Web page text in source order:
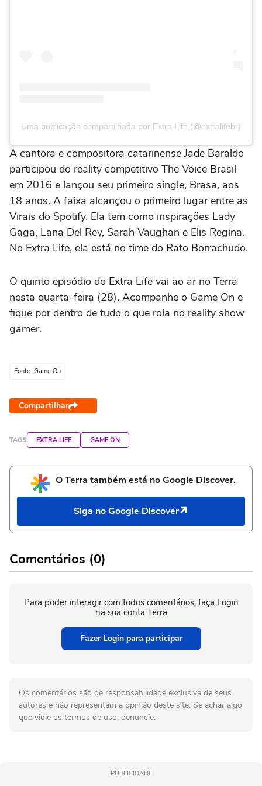
Uma publicação compartilhada por Extra Life (@extralifebr)
A cantora e compositora catarinense Jade Baraldo
participou do reality competitivo The Voice Brasil
em 2016 e lançou seu primeiro single, Brasa, aos
18 anos. A faixa alcançou o primeiro lugar entre as
Virais do Spotify. Ela tem como inspirações Lady
Gaga, Lana Del Rey, Sarah Vaughan e Elis Regina.
No Extra Life, ela está no time do Rato Borrachudo.
O quinto episódio do Extra Life vai ao ar no Terra
nesta quarta-feira (28). Acompanhe o Game On e
fique por dentro de tudo o que rola no reality show
gamer.
Fonte: Game On
Compartilhar
TAGS EXTRA LIFE GAME ON
O Terra também está no Google Discover.
Siga no Google Discover
Comentários (0)
Para poder interagir com todos comentários, faça Login
na sua conta Terra
Fazer Login para participar
Os comentários são de responsabilidade exclusiva de seus
autores e não representam a opinião deste site. Se achar algo
que viole os termos de uso, denuncie.
PUBLICIDADE